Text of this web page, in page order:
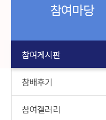
참여마당
참여게시판
참배후기
참여갤러리